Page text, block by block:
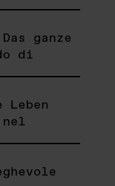
ganze
di